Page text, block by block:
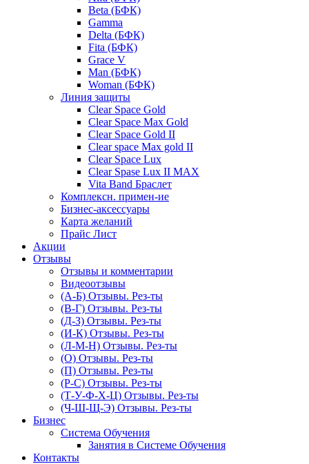
Вeta (БФК)
Gamma
Delta (БФК)
Fita (БФК)
Grace V
Man (БФК)
Woman (БФК)
Линия защиты
Clear Space Gold
Clear Space Max Gold
Clear Space Gold II
Clear space Max gold II
Clear Space Lux
Clear Spase Lux II MAX
Vita Band Браслет
Комплексн. примен-ие
Бизнес-аксессуары
Карта желаний
Прайс Лист
Акции
Отзывы
Отзывы и комментарии
Видеоотзывы
(А-Б) Отзывы. Рез-ты
(В-Г) Отзывы. Рез-ты
(Д-З) Отзывы. Рез-ты
(И-К) Отзывы. Рез-ты
(Л-М-Н) Отзывы. Рез-ты
(О) Отзывы. Рез-ты
(П) Отзывы. Рез-ты
(Р-С) Отзывы. Рез-ты
(Т-У-Ф-Х-Ц) Отзывы. Рез-ты
(Ч-Ш-Щ-Э) Отзывы. Рез-ты
Бизнес
Система Обучения
Занятия в Системе Обучения
Контакты